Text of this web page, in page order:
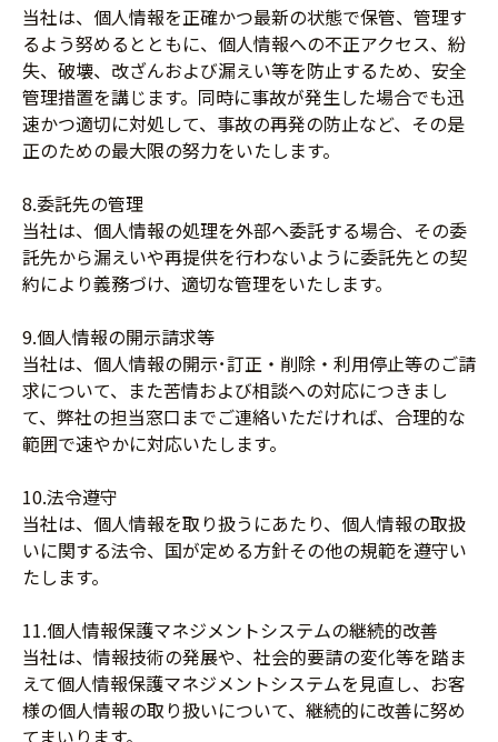
当社は、個人情報を正確かつ最新の状態で保管、管理す
るよう努めるとともに、個人情報への不正アクセス、紛
失、破壊、改ざんおよび漏えい等を防止するため、安全
管理措置を講じます。同時に事故が発生した場合でも迅
速かつ適切に対処して、事故の再発の防止など、その是
正のための最大限の努力をいたします。
8.委託先の管理
当社は、個人情報の処理を外部へ委託する場合、その委
託先から漏えいや再提供を行わないように委託先との契
約により義務づけ、適切な管理をいたします。
9.個人情報の開示請求等
当社は、個人情報の開示･訂正・削除・利用停止等のご請
求について、また苦情および相談への対応につきまし
て、弊社の担当窓口までご連絡いただければ、合理的な
範囲で速やかに対応いたします。
10.法令遵守
当社は、個人情報を取り扱うにあたり、個人情報の取扱
いに関する法令、国が定める方針その他の規範を遵守い
たします。
11.個人情報保護マネジメントシステムの継続的改善
当社は、情報技術の発展や、社会的要請の変化等を踏ま
えて個人情報保護マネジメントシステムを見直し、お客
様の個人情報の取り扱いについて、継続的に改善に努め
てまいります。